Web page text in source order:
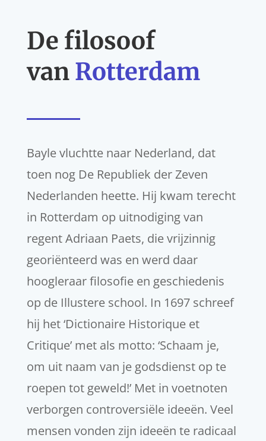
De filosoof
van Rotterdam
Bayle vluchtte naar Nederland, dat
toen nog De Republiek der Zeven
Nederlanden heette. Hij kwam terecht
in Rotterdam op uitnodiging van
regent Adriaan Paets, die vrijzinnig
georiënteerd was en werd daar
hoogleraar filosofie en geschiedenis
op de Illustere school. In 1697 schreef
hij het ‘Dictionaire Historique et
Critique’ met als motto: ‘Schaam je,
om uit naam van je godsdienst op te
roepen tot geweld!’ Met in voetnoten
verborgen controversiële ideeën. Veel
mensen vonden zijn ideeën te radicaal